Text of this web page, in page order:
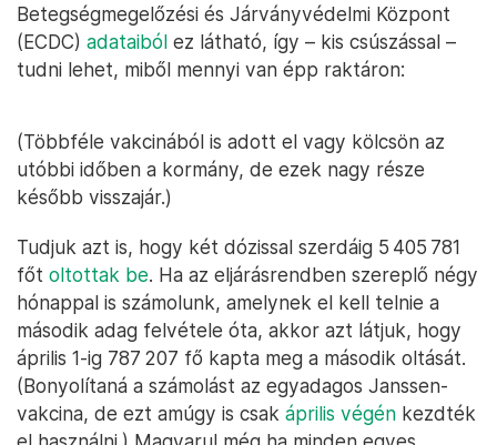
Betegségmegelőzési és Járványvédelmi Központ
(ECDC) adataiból ez látható, így – kis csúszással –
tudni lehet, miből mennyi van épp raktáron:
(Többféle vakcinából is adott el vagy kölcsön az
utóbbi időben a kormány, de ezek nagy része
később visszajár.)
Tudjuk azt is, hogy két dózissal szerdáig 5 405 781
főt oltottak be. Ha az eljárásrendben szereplő négy
hónappal is számolunk, amelynek el kell telnie a
második adag felvétele óta, akkor azt látjuk, hogy
április 1-ig 787 207 fő kapta meg a második oltását.
(Bonyolítaná a számolást az egyadagos Janssen-
vakcina, de ezt amúgy is csak április végén kezdték